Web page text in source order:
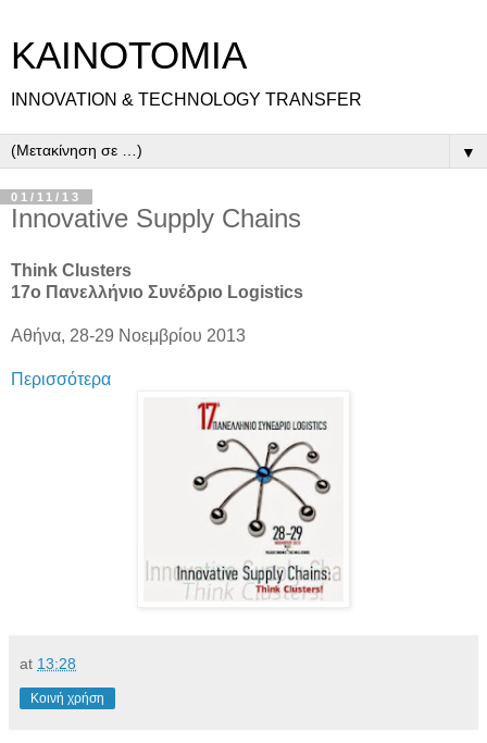
ΚΑΙΝΟΤΟΜΙΑ
INNOVATION & TECHNOLOGY TRANSFER
▼
01/11/13
Innovative Supply Chains
Think Clusters
17ο Πανελλήνιο Συνέδριο Logistics
Αθήνα, 28-29 Νοεμβρίου 2013
Περισσότερα
at 13:28
Κοινή χρήση